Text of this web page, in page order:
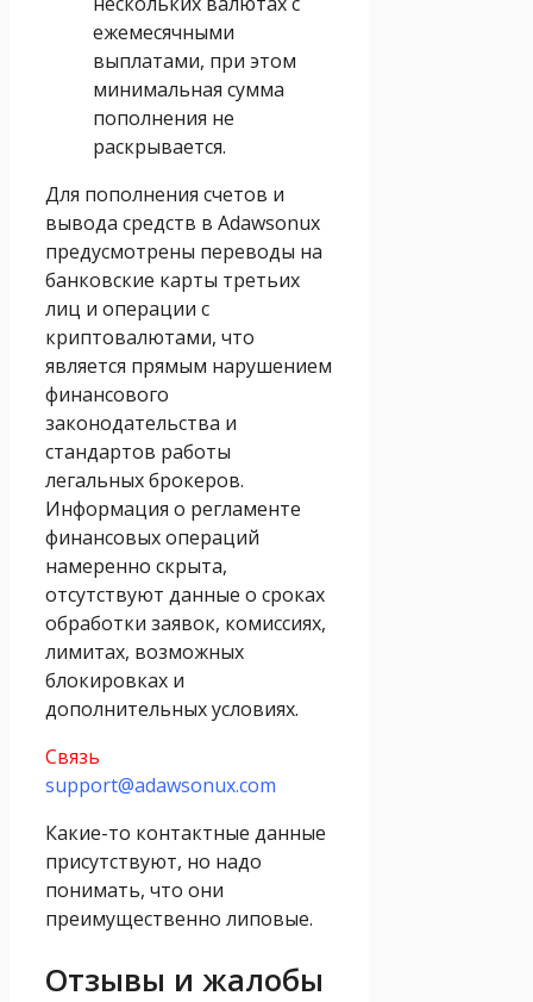
ежемесячными
выплатами, при этом
минимальная сумма
пополнения не
раскрывается.
Для пополнения счетов и
вывода средств в Adawsonux
предусмотрены переводы на
банковские карты третьих
лиц и операции с
криптовалютами, что
является прямым нарушением
финансового
законодательства и
стандартов работы
легальных брокеров.
Информация о регламенте
финансовых операций
намеренно скрыта,
отсутствуют данные о сроках
обработки заявок, комиссиях,
лимитах, возможных
блокировках и
дополнительных условиях.
Связь
support@adawsonux.com
Какие-то контактные данные
присутствуют, но надо
понимать, что они
преимущественно липовые.
Отзывы и жалобы